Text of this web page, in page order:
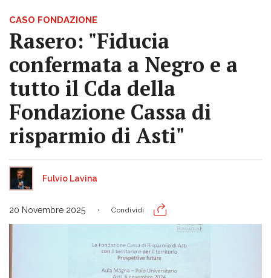
CASO FONDAZIONE
Rasero: "Fiducia
confermata a Negro e a
tutto il Cda della
Fondazione Cassa di
risparmio di Asti"
Fulvio Lavina
20 Novembre 2025 Condividi